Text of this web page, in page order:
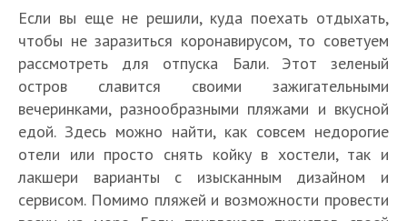
Если вы еще не решили, куда поехать отдыхать,
чтобы не заразиться коронавирусом, то советуем
рассмотреть для отпуска Бали. Этот зеленый
остров славится своими зажигательными
вечеринками, разнообразными пляжами и вкусной
едой. Здесь можно найти, как совсем недорогие
отели или просто снять койку в хостели, так и
лакшери варианты с изысканным дизайном и
сервисом. Помимо пляжей и возможности провести